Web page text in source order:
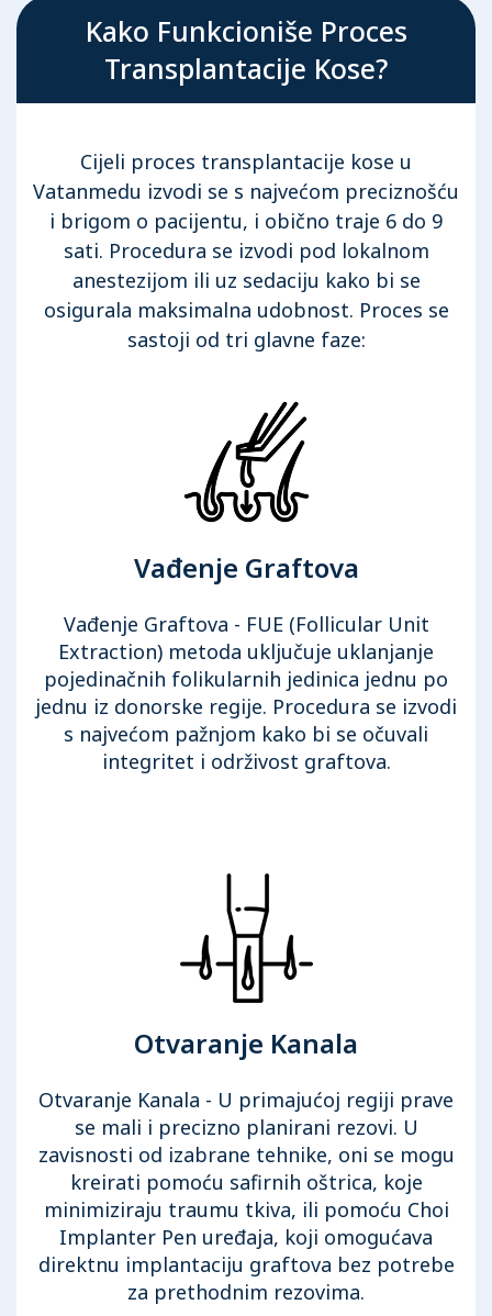
Kako Funkcioniše Proces
Transplantacije Kose?
Cijeli proces transplantacije kose u
Vatanmedu izvodi se s najvećom preciznošću
i brigom o pacijentu, i obično traje 6 do 9
sati. Procedura se izvodi pod lokalnom
anestezijom ili uz sedaciju kako bi se
osigurala maksimalna udobnost. Proces se
sastoji od tri glavne faze:
Vađenje Graftova
Vađenje Graftova - FUE (Follicular Unit
Extraction) metoda uključuje uklanjanje
pojedinačnih folikularnih jedinica jednu po
jednu iz donorske regije. Procedura se izvodi
s najvećom pažnjom kako bi se očuvali
integritet i održivost graftova.
Otvaranje Kanala
Otvaranje Kanala - U primajućoj regiji prave
se mali i precizno planirani rezovi. U
zavisnosti od izabrane tehnike, oni se mogu
kreirati pomoću safirnih oštrica, koje
minimiziraju traumu tkiva, ili pomoću Choi
Implanter Pen uređaja, koji omogućava
direktnu implantaciju graftova bez potrebe
za prethodnim rezovima.